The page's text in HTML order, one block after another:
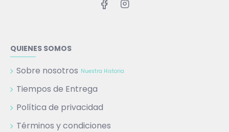
QUIENES SOMOS
Sobre nosotros Nuestra Historia
Tiempos de Entrega
Política de privacidad
Términos y condiciones